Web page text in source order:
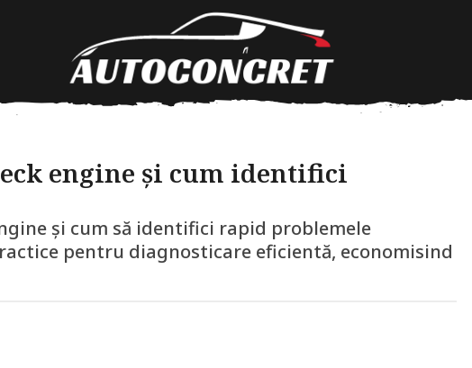
engine și cum identifici
și cum să identifici rapid problemele
pentru diagnosticare eficientă, economisind